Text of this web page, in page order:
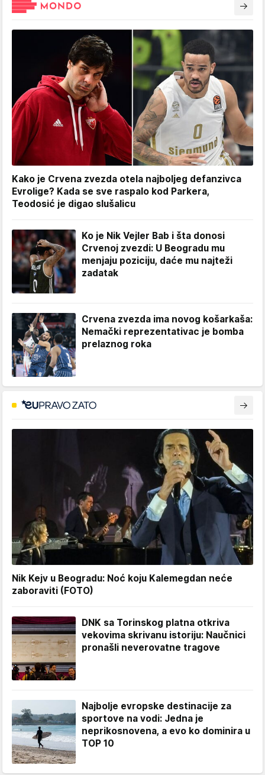
Kako je Crvena zvezda otela najboljeg defanzivca
Evrolige? Kada se sve raspalo kod Parkera,
Teodosić je digao slušalicu
Ko je Nik Vejler Bab i šta donosi
Crvenoj zvezdi: U Beogradu mu
menjaju poziciju, daće mu najteži
zadatak
Crvena zvezda ima novog košarkaša:
Nemački reprezentativac je bomba
prelaznog roka
Nik Kejv u Beogradu: Noć koju Kalemegdan neće
zaboraviti (FOTO)
DNK sa Torinskog platna otkriva
vekovima skrivanu istoriju: Naučnici
pronašli neverovatne tragove
Najbolje evropske destinacije za
sportove na vodi: Jedna je
neprikosnovena, a evo ko dominira u
TOP 10